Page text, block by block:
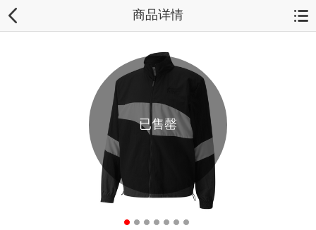
商品详情
已售罄